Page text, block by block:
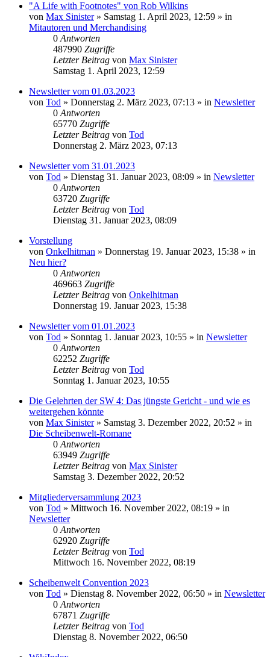
"A Life with Footnotes" von Rob Wilkins
von Max Sinister» Samstag 1. April 2023, 12:59 » in
Mitautoren und Merchandising
0 Antworten
487990 Zugriffe
Letzter Beitrag von Max Sinister
Samstag 1. April 2023, 12:59
Newsletter vom 01.03.2023
von Tod » Donnerstag 2. März 2023, 07:13 » in Newsletter
0 Antworten
65770 Zugriffe
Letzter Beitrag von Tod
Donnerstag 2. März 2023, 07:13
Newsletter vom 31.01.2023
von Tod » Dienstag 31. Januar 2023, 08:09 » in Newsletter
0 Antworten
63720 Zugriffe
Letzter Beitrag von Tod
Dienstag 31. Januar 2023, 08:09
Vorstellung
von Onkelhitman » Donnerstag 19. Januar 2023, 15:38 » in
Neu hier?
0 Antworten
469663 Zugriffe
Letzter Beitrag von Onkelhitman
Donnerstag 19. Januar 2023, 15:38
Newsletter vom 01.01.2023
von Tod » Sonntag 1. Januar 2023, 10:55 » in Newsletter
0 Antworten
62252 Zugriffe
Letzter Beitrag von Tod
Sonntag 1. Januar 2023, 10:55
Die Gelehrten der SW 4: Das jüngste Gericht - und wie es
weitergehen könnte
von Max Sinister» Samstag 3. Dezember 2022, 20:52 » in
Die Scheibenwelt-Romane
0 Antworten
63949 Zugriffe
Letzter Beitrag von Max Sinister
Samstag 3. Dezember 2022, 20:52
Mitgliederversammlung 2023
von Tod » Mittwoch 16. November 2022, 08:19 » in
Newsletter
0 Antworten
62920 Zugriffe
Letzter Beitrag von Tod
Mittwoch 16. November 2022, 08:19
Scheibenwelt Convention 2023
von Tod » Dienstag 8. November 2022, 06:50 » in Newsletter
0 Antworten
67871 Zugriffe
Letzter Beitrag von Tod
Dienstag 8. November 2022, 06:50